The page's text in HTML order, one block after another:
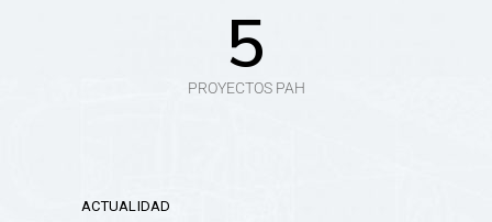
5
PROYECTOS PAH
ACTUALIDAD